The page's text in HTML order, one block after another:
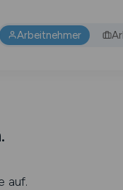
Arbeitnehmer
auf.